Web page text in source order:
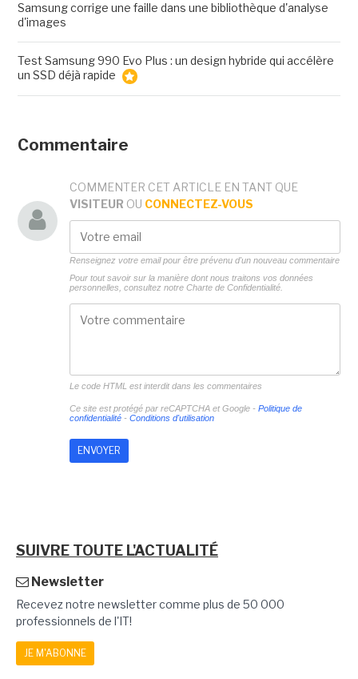
Samsung corrige une faille dans une bibliothèque d'analyse
d'images
Test Samsung 990 Evo Plus : un design hybride qui accélère
un SSD déjà rapide
Commentaire
COMMENTER CET ARTICLE EN TANT QUE
VISITEUR OU CONNECTEZ-VOUS
Renseignez votre email pour être prévenu d'un nouveau commentaire
Pour tout savoir sur la manière dont nous traitons vos données
personnelles, consultez notre Charte de Confidentialité.
Le code HTML est interdit dans les commentaires
Ce site est protégé par reCAPTCHA et Google - Politique de
confidentialité- Conditions d'utilisation
SUIVRE TOUTE L'ACTUALITÉ
Newsletter
Recevez notre newsletter comme plus de 50 000
professionnels de l'IT!
JE M'ABONNE